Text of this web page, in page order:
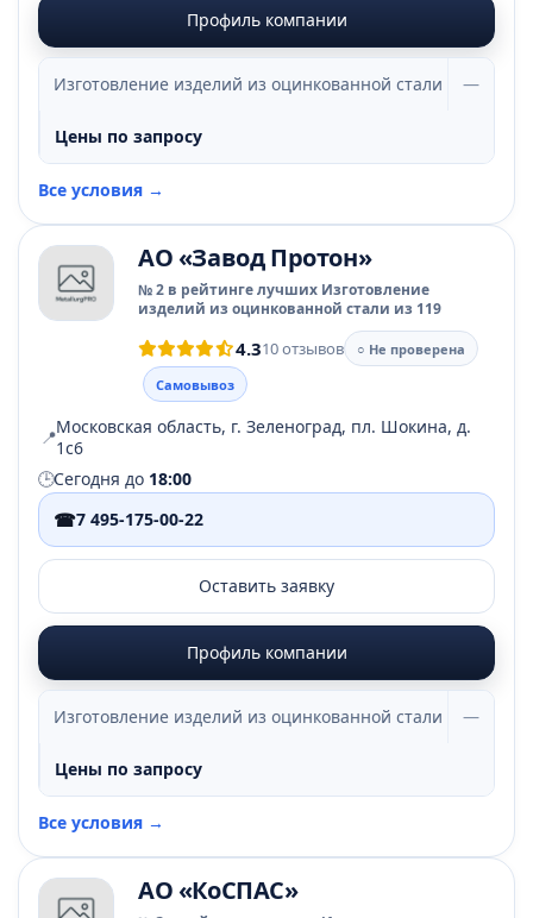
Профиль компании
Изготовление изделий из оцинкованной стали —
Цены по запросу
Все условия →
АО «Завод Протон»
№ 2 в рейтинге лучших Изготовление
изделий из оцинкованной стали из 119
4.310 отзывов
○ Не проверена
Самовывоз
📍Московская область, г. Зеленоград, пл. Шокина, д.
1с6
🕒Сегодня до 18:00
☎7 495-175-00-22
Оставить заявку
Профиль компании
Изготовление изделий из оцинкованной стали —
Цены по запросу
Все условия →
АО «КоСПАС»